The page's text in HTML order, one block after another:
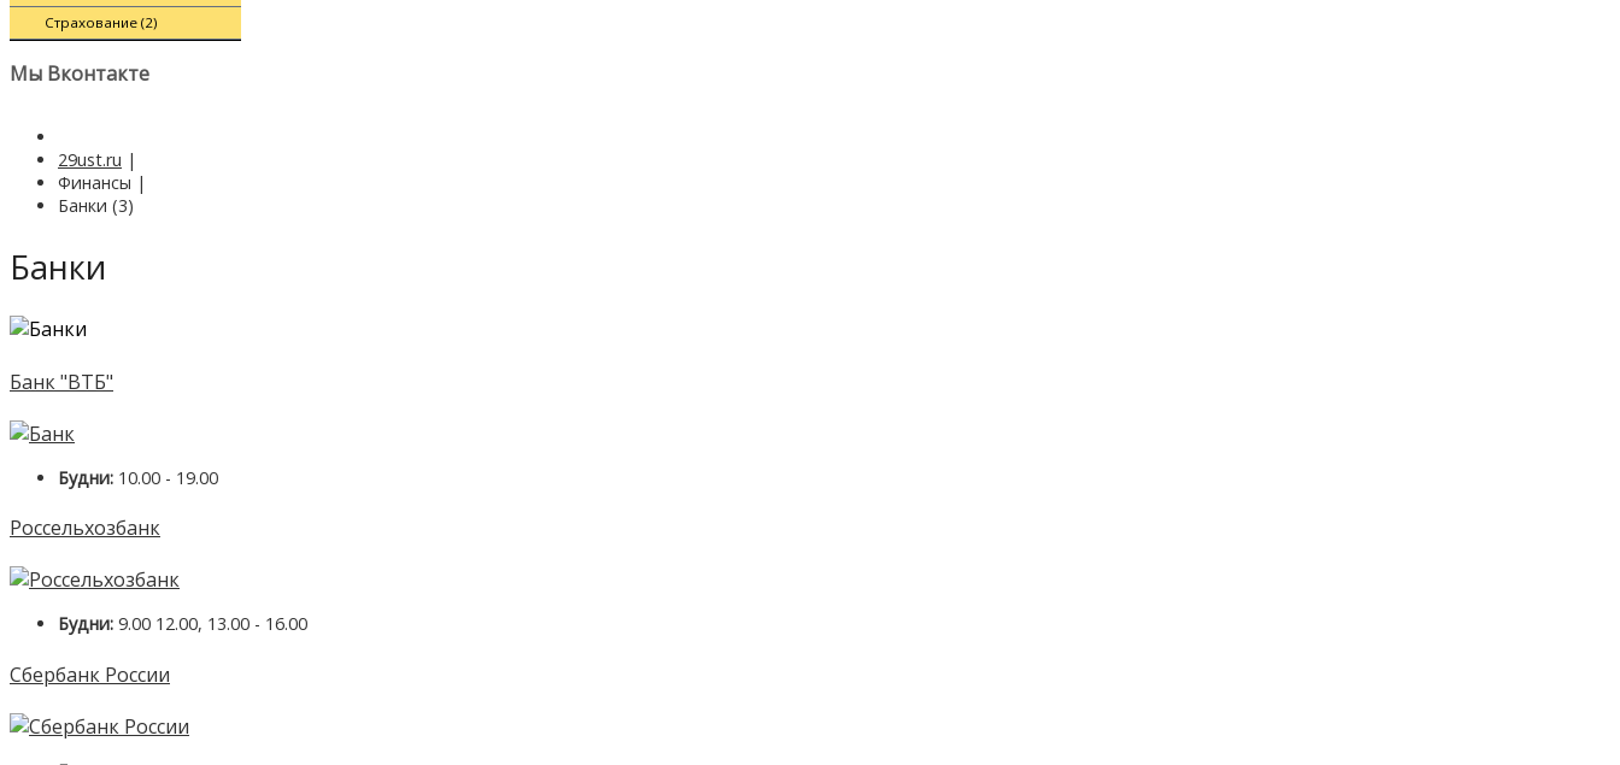
Страхование (2)
Мы Вконтакте
29ust.ru |
Финансы |
Банки (3)
Банки
Банк "ВТБ"
Будни: 10.00 - 19.00
Россельхозбанк
Будни: 9.00 12.00, 13.00 - 16.00
Сбербанк России